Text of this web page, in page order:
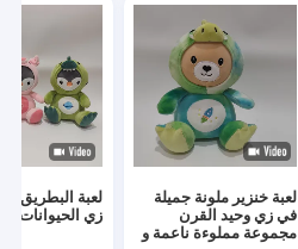
لعبة خنزير ملونة جميلة
في زي وحيد القرن
مجموعة مملوءة ناعمة و
لعبة البطريق
زي الحيوانات